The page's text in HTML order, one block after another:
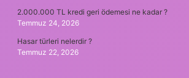
2.000.000 TL kredi geri ödemesi ne kadar ?
Temmuz 24, 2026
Hasar türleri nelerdir ?
Temmuz 22, 2026